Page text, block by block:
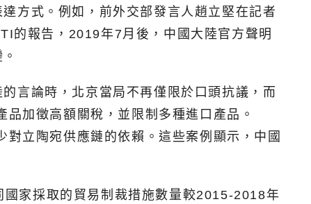
方式。例如，前外交部發言人趙立堅在記者
的報告，2019年7月後，中國大陸官方聲明
言論時，北京當局不再僅限於口頭抗議，而
加徵高額關稅，並限制多種進口產品。
立陶宛供應鏈的依賴。這些案例顯示，中國
家採取的貿易制裁措施數量較2015-2018年